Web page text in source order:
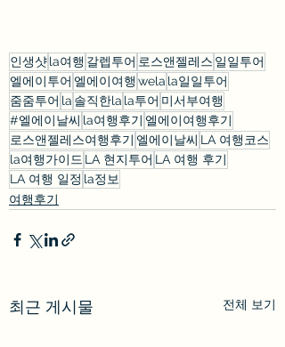
인생샷la여행 갈렙투어 로스앤젤레스 일일투어
엘에이투어 엘에이여행 wela la일일투어
줌줌투어 la 솔직한la la투어 미서부여행
#엘에이날씨 la여행후기 엘에이여행후기
로스앤젤레스여행후기 엘에이날씨 LA 여행코스
la여행가이드 LA 현지투어 LA 여행 후기
LA 여행 일정 la정보
여행후기
최근 게시물 전체 보기